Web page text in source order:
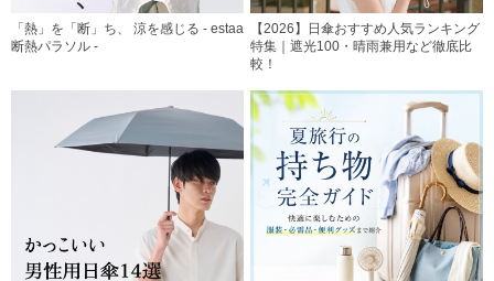
「熱」を「断」ち、 涼を感じる - estaa
断熱パラソル -
【2026】日傘おすすめ人気ランキング
特集｜遮光100・晴雨兼用など徹底比
較！